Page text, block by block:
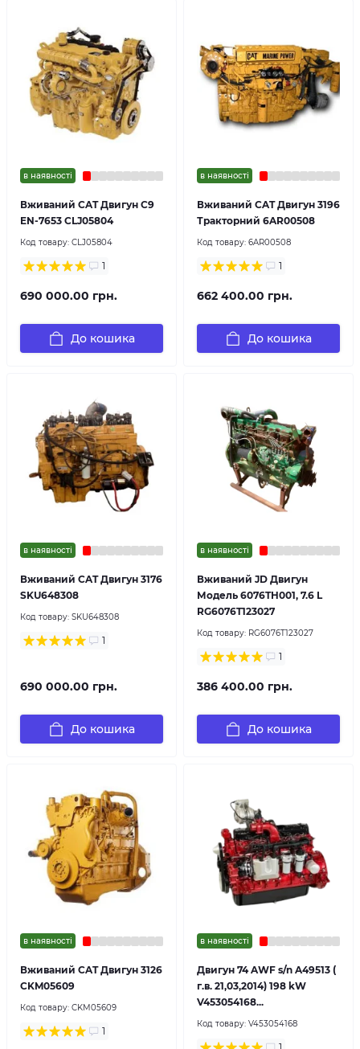
в наявності
Вживаний CAT Двигун C9
EN-7653 CLJ05804
Код товару: CLJ05804
1
690 000.00 грн.
До кошика
в наявності
Вживаний CAT Двигун 3196
Тракторний 6AR00508
Код товару: 6AR00508
1
662 400.00 грн.
До кошика
в наявності
Вживаний CAT Двигун 3176
SKU648308
Код товару: SKU648308
1
690 000.00 грн.
До кошика
в наявності
Вживаний JD Двигун
Модель 6076TH001, 7.6 L
RG6076T123027
Код товару: RG6076T123027
1
386 400.00 грн.
До кошика
в наявності
Вживаний CAT Двигун 3126
CKM05609
Код товару: CKM05609
1
в наявності
Двигун 74 AWF s/n A49513 (
г.в. 21,03,2014) 198 kW
V453054168...
Код товару: V453054168